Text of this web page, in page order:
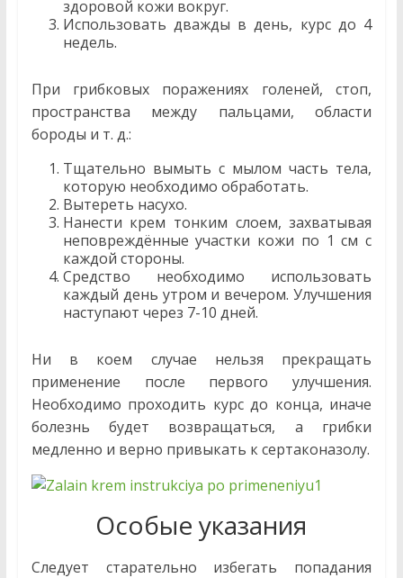
здоровой кожи вокруг.
Использовать дважды в день, курс до 4
недель.
При грибковых поражениях голеней, стоп,
пространства между пальцами, области
бороды и т. д.:
Тщательно вымыть с мылом часть тела,
которую необходимо обработать.
Вытереть насухо.
Нанести крем тонким слоем, захватывая
неповреждённые участки кожи по 1 см с
каждой стороны.
Средство необходимо использовать
каждый день утром и вечером. Улучшения
наступают через 7-10 дней.
Ни в коем случае нельзя прекращать
применение после первого улучшения.
Необходимо проходить курс до конца, иначе
болезнь будет возвращаться, а грибки
медленно и верно привыкать к сертаконазолу.
Особые указания
Следует старательно избегать попадания